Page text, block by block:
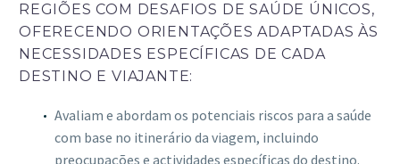
REGIÕES COM DESAFIOS DE SAÚDE ÚNICOS,
OFERECENDO ORIENTAÇÕES ADAPTADAS ÀS
NECESSIDADES ESPECÍFICAS DE CADA
DESTINO E VIAJANTE:
Avaliam e abordam os potenciais riscos para a saúde
com base no itinerário da viagem, incluindo
preocupações e actividades específicas do destino.